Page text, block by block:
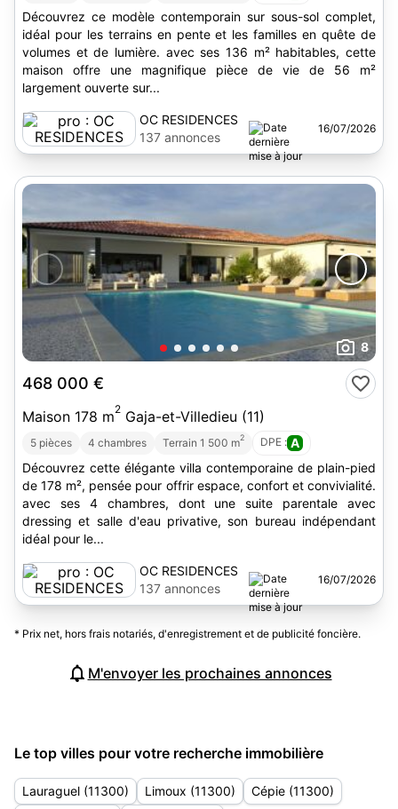
Découvrez ce modèle contemporain sur sous-sol complet,
idéal pour les terrains en pente et les familles en quête de
volumes et de lumière. avec ses 136 m² habitables, cette
maison offre une magnifique pièce de vie de 56 m²
largement ouverte sur...
OC RESIDENCES
137 annonces
16/07/2026
8
468 000 €
Maison 178 m2 Gaja-et-Villedieu (11)
5 pièces 4 chambres Terrain 1 500 m2 DPE : A
Découvrez cette élégante villa contemporaine de plain-pied
de 178 m², pensée pour offrir espace, confort et convivialité.
avec ses 4 chambres, dont une suite parentale avec
dressing et salle d'eau privative, son bureau indépendant
idéal pour le...
OC RESIDENCES
137 annonces
16/07/2026
* Prix net, hors frais notariés, d'enregistrement et de publicité foncière.
M'envoyer les prochaines annonces
Le top villes pour votre recherche immobilière
Lauraguel (11300) Limoux (11300)
Cépie (11300)